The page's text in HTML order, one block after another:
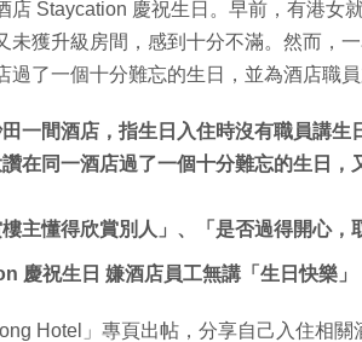
店 Staycation 慶祝生日。早前，有港女
未獲升級房間，感到十分不滿。然而，
了一個十分難忘的生日，並為酒店職員
一間酒店，指生日入住時沒有職員講生
在同一酒店過了一個十分難忘的生日，
主懂得欣賞別人」、「是否過得開心，
慶祝生日 嫌酒店員工無講「生日快樂」
Hotel」專頁出帖，分享自己入住相